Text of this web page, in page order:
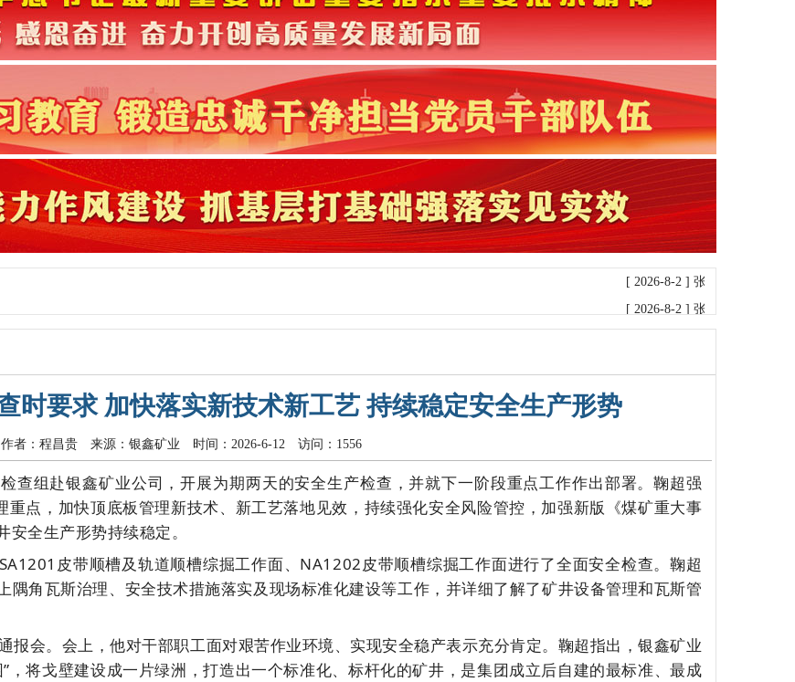
[ 2026-8-2 ]张传军检查指导普
[ 2026-8-2 ]张传军主持召开普
[ 2026-7-15 ]
[ 2026-7-9 ]孙文凯率检查组到
[ 2026-7-2 ]张书瑞率检查组到
[ 2026-6-25 ]孙文凯率队到银
[ 2026-6-10 ]孙文凯到银鑫矿
[ 2026-6-5 ]张书瑞到普阳矿业
[ 2026-6-4 ] 新疆维吾尔自治区
时要求 加快落实新技术新工艺 持续稳定安全生产形势
作者：程昌贵 来源：银鑫矿业 时间：2026-6-12 访问：1556
查组赴银鑫矿业公司，开展为期两天的安全生产检查，并就下一阶段重点工作作出部署。鞠超强
重点，加快顶底板管理新技术、新工艺落地见效，持续强化安全风险管控，加强新版《煤矿重大事
全生产形势持续稳定。
SA1201 皮带顺槽及轨道顺槽综掘工作面、 NA1202皮带顺槽综掘工作面进行了全面安全检查。鞠超
隅角瓦斯治理、安全技术措施落实及现场标准化建设等工作，并详细了解了矿井设备管理和瓦斯管
报会。会上，他对干部职工面对艰苦作业环境、实现安全稳产表示充分肯定。鞠超指出，银鑫矿业
，将戈壁建设成一片绿洲，打造出一个标准化、标杆化的矿井，是集团成立后自建的最标准、最成